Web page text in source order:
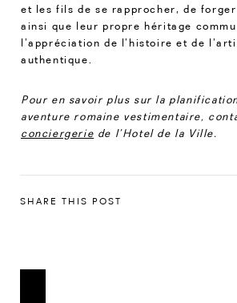
et les fils de se rapprocher, de forger
ainsi que leur propre héritage
l’appréciation de l’histoire et de
authentique.
Pour en savoir plus sur la
aventure romaine vestimentaire,
conciergerie de l’Hotel de la Ville.
SHARE THIS POST